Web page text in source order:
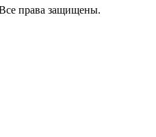
права защищены.